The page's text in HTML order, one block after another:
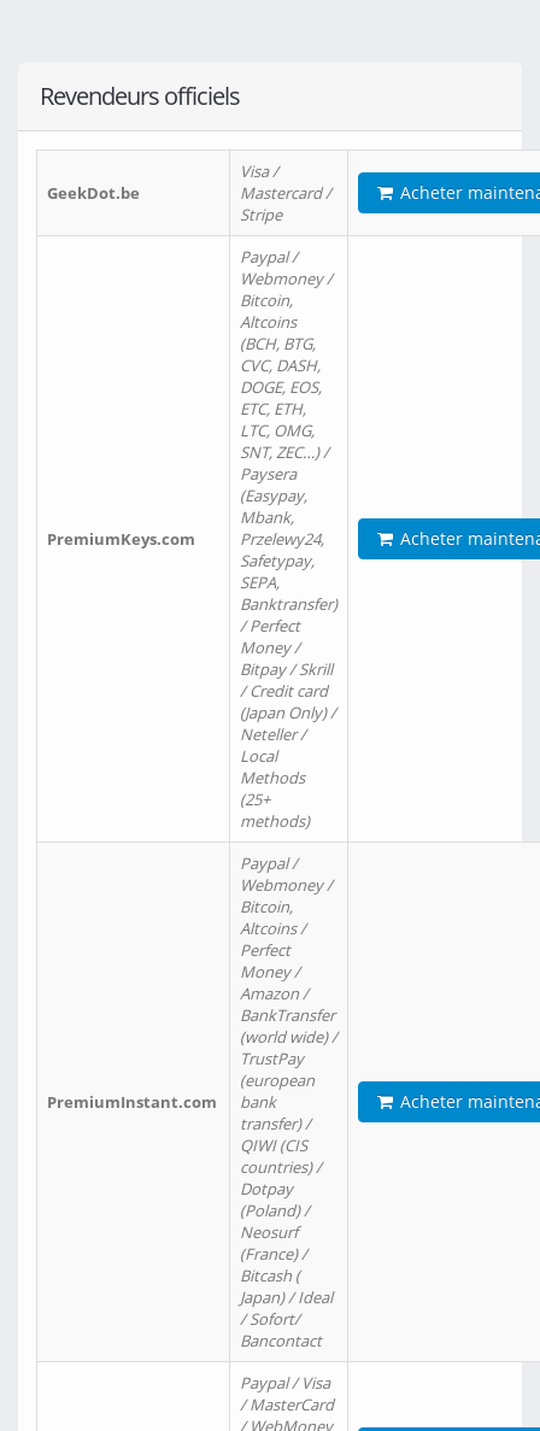
Revendeurs officiels
GeekDot.be
Visa /
Mastercard /
Stripe
Acheter
PremiumKeys.com
Paypal /
Webmoney /
Bitcoin,
Altcoins
(BCH, BTG,
CVC, DASH,
DOGE, EOS,
ETC, ETH,
LTC, OMG,
SNT, ZEC…) /
Paysera
(Easypay,
Mbank,
Przelewy24,
Safetypay,
SEPA,
Banktransfer)
/ Perfect
Money /
Bitpay / Skrill
/ Credit card
(Japan Only) /
Neteller /
Local
Methods
(25+
methods)
Acheter
PremiumInstant.com
Paypal /
Webmoney /
Bitcoin,
Altcoins /
Perfect
Money /
Amazon /
BankTransfer
(world wide) /
TrustPay
(european
bank
transfer) /
QIWI (CIS
countries) /
Dotpay
(Poland) /
Neosurf
(France) /
Bitcash (
Japan) / Ideal
/ Sofort/
Bancontact
Acheter
Paypal / Visa
/ MasterCard
/ WebMoney